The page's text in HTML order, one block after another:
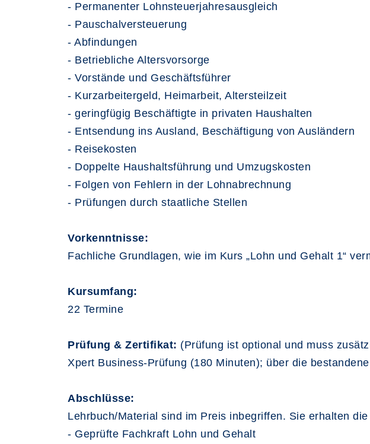
- Permanenter Lohnsteuerjahresausgleich
- Pauschalversteuerung
- Abfindungen
- Betriebliche Altersvorsorge
- Vorstände und Geschäftsführer
- Kurzarbeitergeld, Heimarbeit, Altersteilzeit
- geringfügig Beschäftigte in privaten Haushalten
- Entsendung ins Ausland, Beschäftigung von Ausländern
- Reisekosten
- Doppelte Haushaltsführung und Umzugskosten
- Folgen von Fehlern in der Lohnabrechnung
- Prüfungen durch staatliche Stellen
Vorkenntnisse:
Fachliche Grundlagen, wie im Kurs „Lohn und Gehalt 1“
Kursumfang:
22 Termine
Prüfung & Zertifikat: (Prüfung ist optional und muss
Xpert Business-Prüfung (180 Minuten); über die
Abschlüsse:
Lehrbuch/Material sind im Preis inbegriffen. Sie erhalten
- Geprüfte Fachkraft Lohn und Gehalt